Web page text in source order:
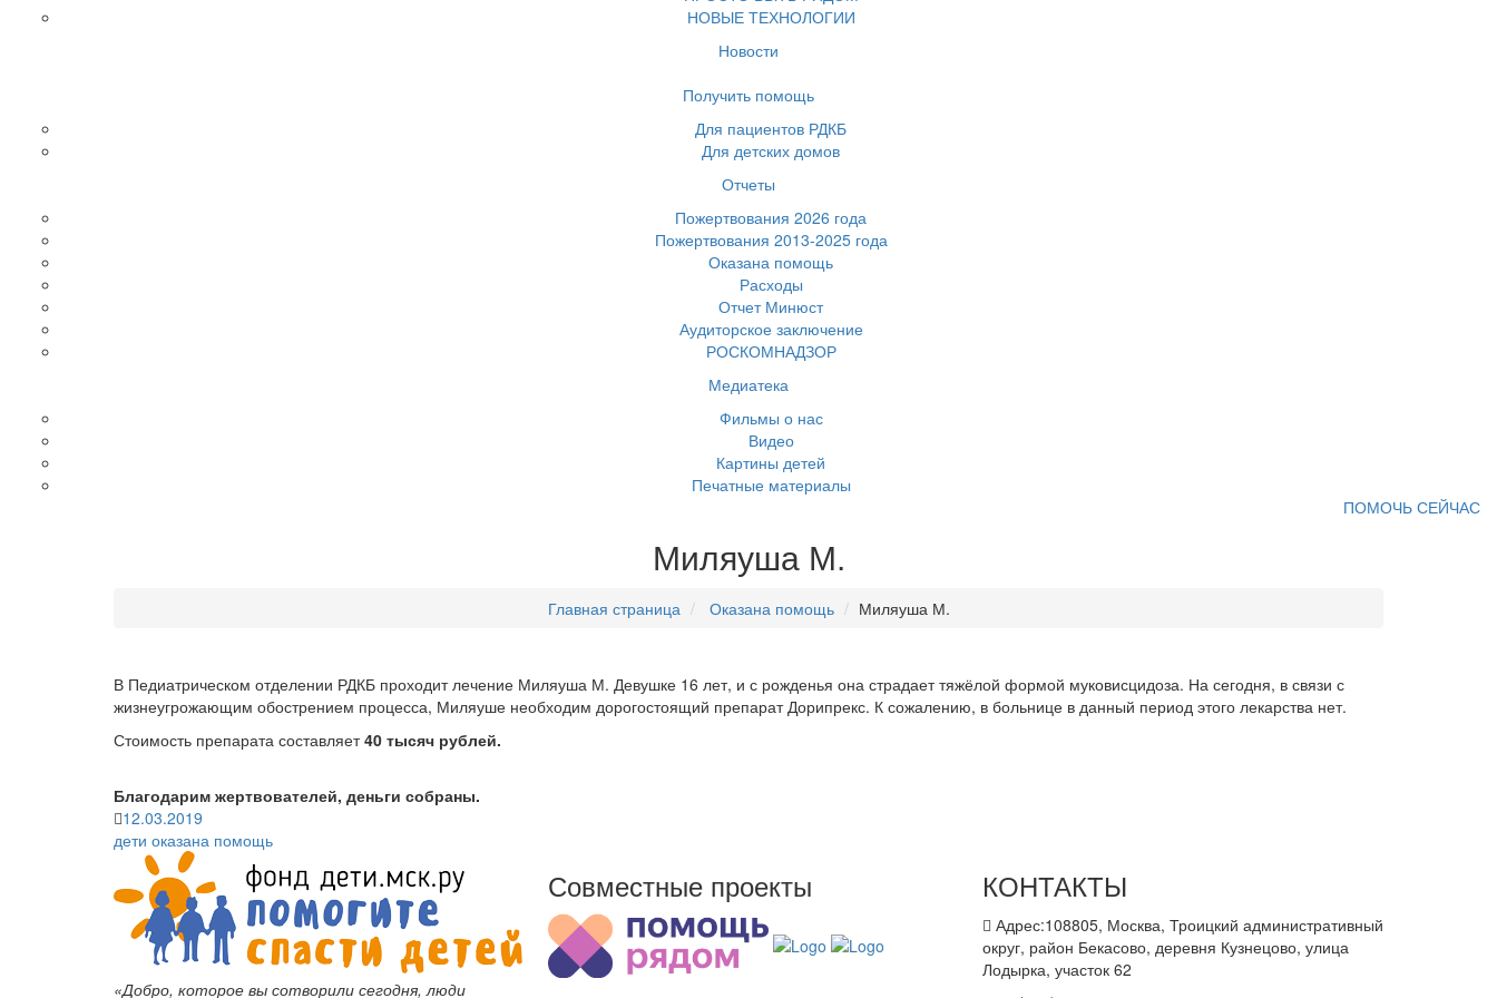
НОВЫЕ ТЕХНОЛОГИИ
Новости
Получить помощь
Для пациентов РДКБ
Для детских домов
Отчеты
Пожертвования 2026 года
Пожертвования 2013-2025 года
Оказана помощь
Расходы
Отчет Минюст
Аудиторское заключение
РОСКОМНАДЗОР
Медиатека
Фильмы о нас
Видео
Картины детей
Печатные материалы
ПОМОЧЬ СЕЙЧАС
Миляуша М.
Главная страница Оказана помощь Миляуша М.
В Педиатрическом отделении РДКБ проходит лечение Миляуша М. Девушке 16 лет, и с рожденья она страдает тяжёлой формой муковисцидоза. На сегодня, в связи с
жизнеугрожающим обострением процесса, Миляуше необходим дорогостоящий препарат Дорипрекс. К сожалению, в больнице в данный период этого лекарства нет.
Стоимость препарата составляет40 тысяч рублей.
Благодарим жертвователей, деньги собраны.
12.03.2019
дети оказана помощь
«Добро, которое вы сотворили сегодня, люди
Совместные проекты КОНТАКТЫ
Адрес:108805, Москва, Троицкий административный
округ, район Бекасово, деревня Кузнецово, улица
Лодырка, участок 62